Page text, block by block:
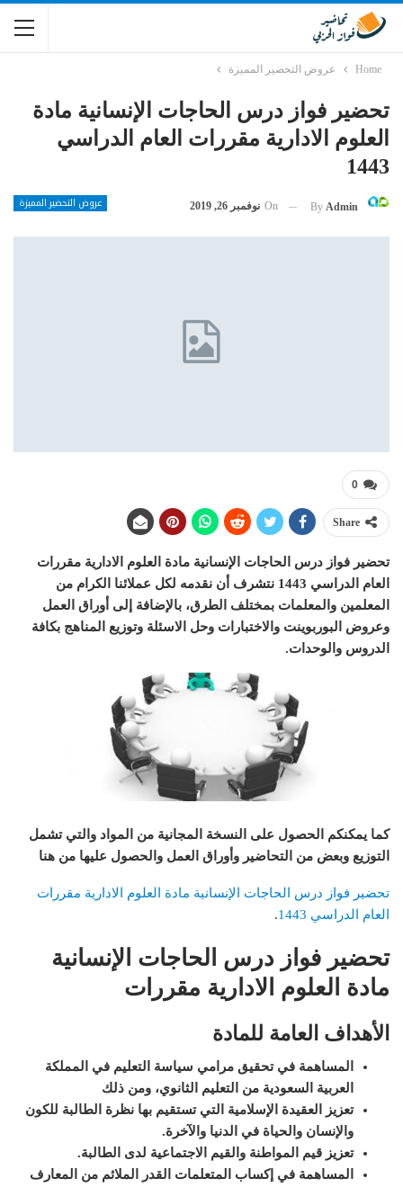
Home عروض التحضير المميزة
تحضير فواز درس الحاجات الإنسانية مادة
العلوم الادارية مقررات العام الدراسي
1443
عروض التحضير المميزة By Admin
On نوفمبر 26, 2019
0
Share
تحضير فواز درس الحاجات الإنسانية مادة العلوم الادارية مقررات
العام الدراسي 1443 نتشرف أن نقدمه لكل عملائنا الكرام من
المعلمين والمعلمات بمختلف الطرق، بالإضافة إلى أوراق العمل
وعروض البوربوينت والاختبارات وحل الاسئلة وتوزيع المناهج بكافة
الدروس والوحدات.
كما يمكنكم الحصول على النسخة المجانية من المواد والتي تشمل
التوزيع وبعض من التحاضير وأوراق العمل والحصول عليها من هنا
تحضير فواز درس الحاجات الإنسانية مادة العلوم الادارية مقررات
العام الدراسي 1443
.
تحضير فواز درس الحاجات الإنسانية
مادة العلوم الادارية مقررات
الأهداف العامة للمادة
المساهمة في تحقيق مرامي سياسة التعليم في المملكة
العربية السعودية من التعليم الثانوي، ومن ذلك
تعزيز العقيدة الإسلامية التي تستقيم بها نظرة الطالبة للكون
والإنسان والحياة في الدنيا والآخرة.
تعزيز قيم المواطنة والقيم الاجتماعية لدى الطالبة.
المساهمة في إكساب المتعلمات القدر الملائم من المعارف